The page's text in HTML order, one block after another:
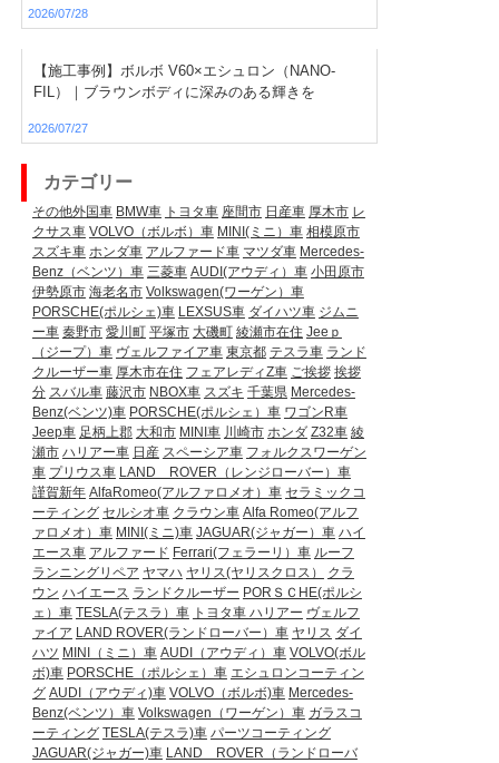
2026/07/28
【施工事例】ボルボ V60×エシュロン（NANO-
FIL）｜ブラウンボディに深みのある輝きを
2026/07/27
カテゴリー
その他外国車 BMW車 トヨタ車 座間市 日産車 厚木市 レ
クサス車 VOLVO（ボルボ）車 MINI(ミニ）車 相模原市
スズキ車 ホンダ車 アルファード車 マツダ車 Mercedes-
Benz（ベンツ）車 三菱車 AUDI(アウディ）車 小田原市
伊勢原市 海老名市 Volkswagen(ワーゲン）車
PORSCHE(ポルシェ)車 LEXSUS車 ダイハツ車 ジムニ
ー車 秦野市 愛川町 平塚市 大磯町 綾瀬市在住 Jeeｐ
（ジープ）車 ヴェルファイア車 東京都 テスラ車 ランド
クルーザー車 厚木市在住 フェアレディZ車 ご挨拶 挨拶
分 スバル車 藤沢市 NBOX車 スズキ 千葉県 Mercedes-
Benz(ベンツ)車 PORSCHE(ポルシェ）車 ワゴンR車
Jeep車 足柄上郡 大和市 MINI車 川崎市 ホンダ Z32車 綾
瀬市 ハリアー車 日産 スペーシア車 フォルクスワーゲン
車 プリウス車 LAND ROVER（レンジローバー）車
謹賀新年 AlfaRomeo(アルファロメオ）車 セラミックコ
ーティング セルシオ車 クラウン車 Alfa Romeo(アルフ
ァロメオ）車 MINI(ミニ)車 JAGUAR(ジャガー）車 ハイ
エース車 アルファード Ferrari(フェラーリ）車 ルーフ
ランニングリペア ヤマハ ヤリス(ヤリスクロス）
クラ
ウン ハイエース ランドクルーザー PORＳＣHE(ポルシ
ェ）車 TESLA(テスラ）車 トヨタ車 ハリアー ヴェルフ
ァイア LAND ROVER(ランドローバー）車 ヤリス ダイ
ハツ MINI（ミニ）車 AUDI（アウディ）車 VOLVO(ボル
ボ)車 PORSCHE（ポルシェ）車 エシュロンコーティン
グ AUDI（アウディ)車 VOLVO（ボルボ)車 Mercedes-
Benz(ベンツ）車 Volkswagen（ワーゲン）車 ガラスコ
ーティング TESLA(テスラ)車 パーツコーティング
JAGUAR(ジャガー)車 LAND ROVER（ランドローバ